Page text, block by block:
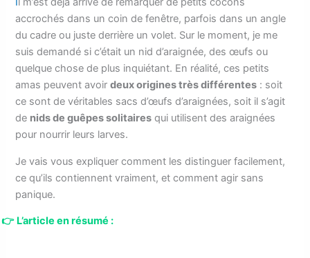
accrochés dans un coin de fenêtre, parfois dans un angle
du cadre ou juste derrière un volet. Sur le moment, je me
suis demandé si c’était un nid d’araignée, des œufs ou
quelque chose de plus inquiétant. En réalité, ces petits
amas peuvent avoirdeux origines très différentes : soit
ce sont de véritables sacs d’œufs d’araignées, soit il s’agit
de nids de guêpes solitaires qui utilisent des araignées
pour nourrir leurs larves.
Je vais vous expliquer comment les distinguer facilement,
ce qu’ils contiennent vraiment, et comment agir sans
panique.
👉 L’article en résumé :